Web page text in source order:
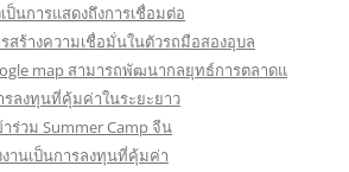
นการแสดงถึงการเชื่อมต่อ
สร้างความเชื่อมั่นในตัวรถมือสองอุบล
map สามารถพัฒนากลยุทธ์การตลาดแ
รลงทุนที่คุ้มค่าในระยะยาว
ร่วม Summer Camp จีน
งานเป็นการลงทุนที่คุ้มค่า